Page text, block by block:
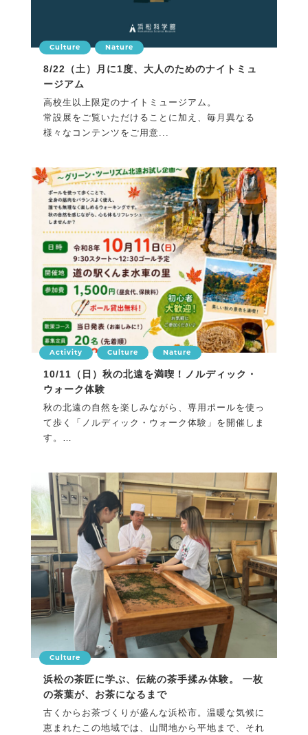
Culture Nature
8/22（土）月に1度、大人のためのナイトミュ
ージアム
高校生以上限定のナイトミュージアム。
常設展をご覧いただけることに加え、毎月異なる
様々なコンテンツをご用意...
Activity Culture Nature
10/11（日）秋の北遠を満喫！ノルディック・
ウォーク体験
秋の北遠の自然を楽しみながら、専用ポールを使っ
て歩く「ノルディック・ウォーク体験」を開催しま
す。
Culture
浜松の茶匠に学ぶ、伝統の茶手揉み体験。 一枚
の茶葉が、お茶になるまで
古くからお茶づくりが盛んな浜松市。温暖な気候に
恵まれたこの地域では、山間地から平地まで、それ